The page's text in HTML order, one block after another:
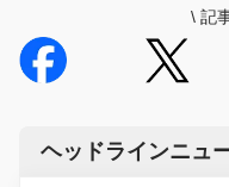
\ 記
ヘッドラインニュ